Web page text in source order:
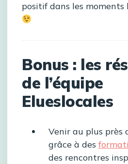
positif dans les moments
Bonus : les
de l’équipe
Elueslocales
Venir au plus près
grâce à des
des rencontres